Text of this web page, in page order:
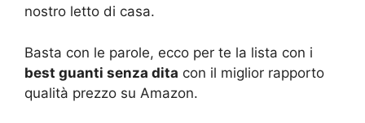
nostro letto di casa.
Basta con le parole, ecco per te la lista con i
best guanti senza dita con il miglior rapporto
qualità prezzo su Amazon.